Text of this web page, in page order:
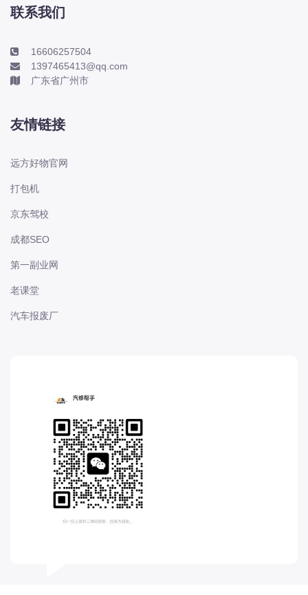
标致
标致-进口
比亚迪
比亚迪商用车
比速
创维
昌河
长安
长安-跨越
D
DS
DS
DS-进口
东南
联系我们
16606257504
1397465413@qq.com
广东省广州市
友情链接
远方好物官网
打包机
京东驾校
成都SEO
第一副业网
老课堂
汽车报废厂